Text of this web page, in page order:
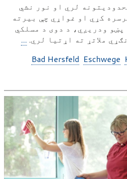
لري او نور نشي
کړي او غواړي چې بیرته
ودریږي، د دوی د مسلکي
ملاتړ ته اړتیا لري. ...
Bad Hersfeld Eschwege